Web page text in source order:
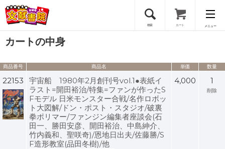
検索 カート メニュー
会員登録
ログイン
カートの中身
商品番号 商品名 単価 数量
22153
宇宙船 1980年2月創刊号vol.1●表紙イ
ラスト=開田裕治/特集=ファンが作ったS
Fモデル 日米モンスター合戦/名作ロボッ
ト大図解/ドン・ポスト・スタジオ/破裏
拳ポリマー/ファンジン編集者座談会(石
田一、勝田安彦、開田裕治、中島紳介、
竹内義和、聖咲奇)/恩地日出夫/佐藤勝/S
F造形教室(品田冬樹)/他
4,000 1
削除